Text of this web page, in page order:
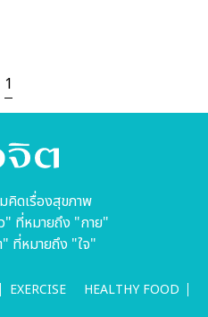
1
คิดเรื่องสุขภาพ
ที่หมายถึง "กาย"
ที่หมายถึง "ใจ"
EXERCISE
HEALTHY FOOD